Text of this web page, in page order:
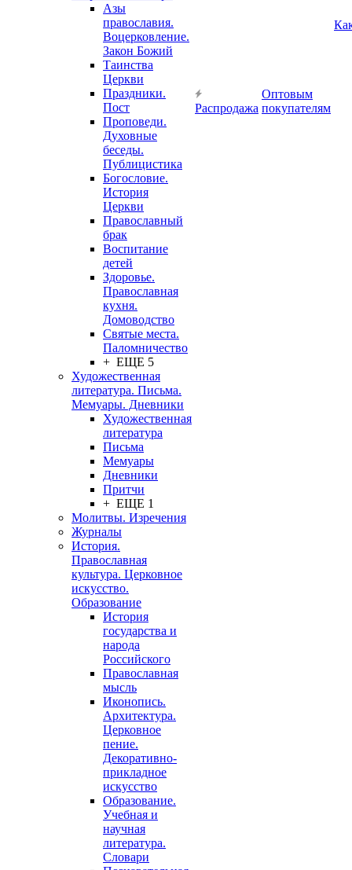
Азы
православия.
Воцерковление.
Закон Божий
Таинства
Церкви
Праздники.
Пост
Проповеди.
Духовные
беседы.
Публицистика
Богословие.
История
Церкви
Православный
брак
Воспитание
детей
Здоровье.
Православная
кухня.
Домоводство
Святые места.
Паломничество
+ ЕЩЕ 5
Художественная
литература. Письма.
Мемуары. Дневники
Художественная
литература
Письма
Мемуары
Дневники
Притчи
+ ЕЩЕ 1
Молитвы. Изречения
Журналы
История.
Православная
культура. Церковное
искусство.
Образование
История
государства и
народа
Российского
Православная
мысль
Иконопись.
Архитектура.
Церковное
пение.
Декоративно-
прикладное
искусство
Образование.
Учебная и
научная
литература.
Словари
Распродажа
Оптовым
покупателям